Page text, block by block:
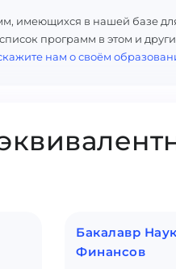
имеющихся в нашей базе
программ в этом и
нам о своём
Бакалавр
Финансов